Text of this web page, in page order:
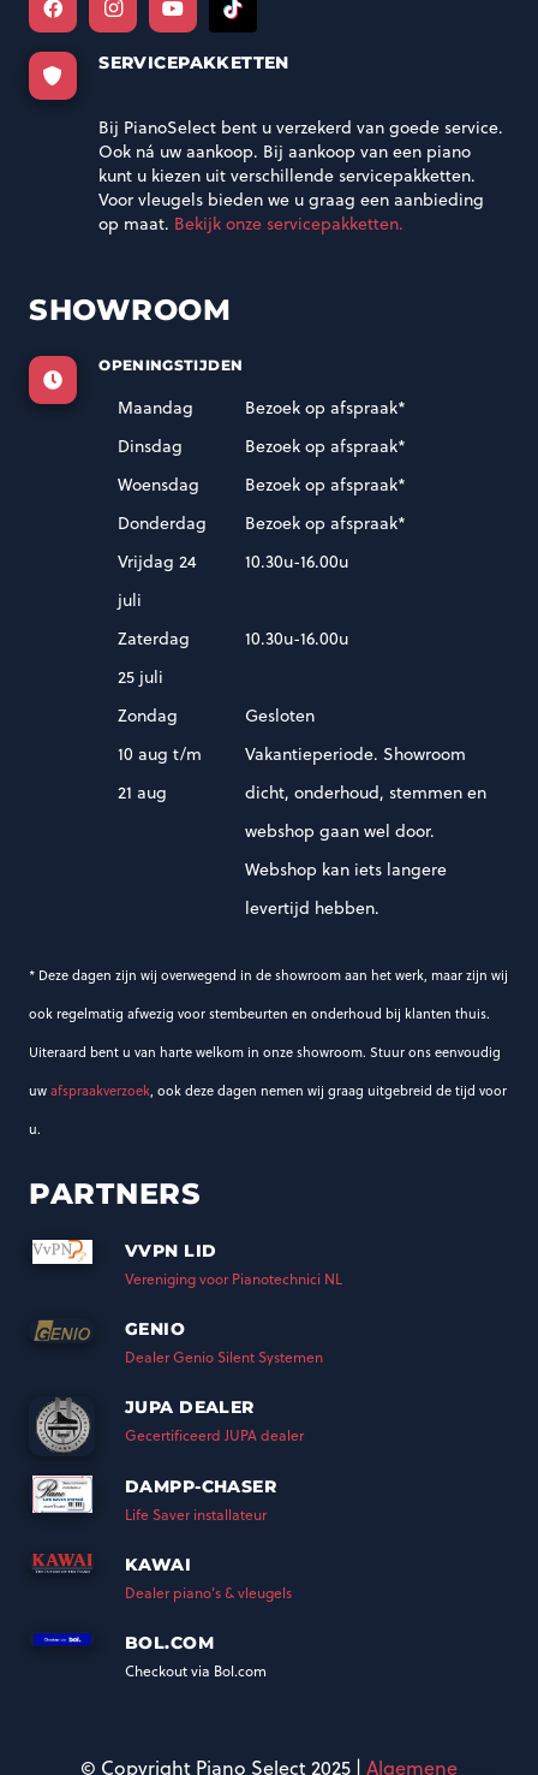
SERVICEPAKKETTEN
Bij PianoSelect bent u verzekerd van goede service.
Ook ná uw aankoop. Bij aankoop van een piano
kunt u kiezen uit verschillende servicepakketten.
Voor vleugels bieden we u graag een aanbieding
op maat. Bekijk onze servicepakketten.
SHOWROOM
OPENINGSTIJDEN
Maandag
Bezoek op afspraak*
Dinsdag
Bezoek op afspraak*
Woensdag
Bezoek op afspraak*
Donderdag
Bezoek op afspraak*
Vrijdag 24
juli
10.30u-16.00u
Zaterdag
25 juli
10.30u-16.00u
Zondag
Gesloten
10 aug t/m
21 aug
Vakantieperiode. Showroom
dicht, onderhoud, stemmen en
webshop gaan wel door.
Webshop kan iets langere
levertijd hebben.
* Deze dagen zijn wij overwegend in de showroom aan het werk, maar zijn wij
ook regelmatig afwezig voor stembeurten en onderhoud bij klanten thuis.
Uiteraard bent u van harte welkom in onze showroom. Stuur ons eenvoudig
uwafspraakverzoek, ook deze dagen nemen wij graag uitgebreid de tijd voor
u.
PARTNERS
VVPN LID
Vereniging voor Pianotechnici NL
GENIO
Dealer Genio Silent Systemen
JUPA DEALER
Gecertificeerd JUPA dealer
DAMPP-CHASER
Life Saver installateur
KAWAI
Dealer piano’s & vleugels
BOL.COM
Checkout via Bol.com
© Copyright Piano Select 2025 | Algemene